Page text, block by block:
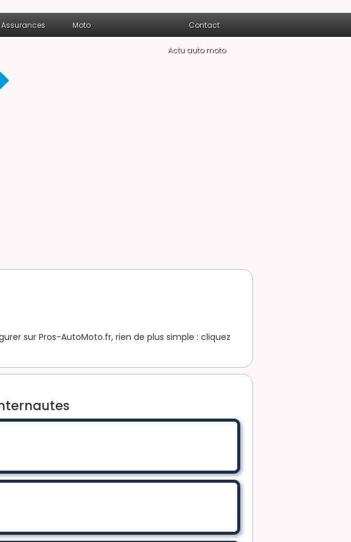
Assurances Moto Contact
Actu auto moto
sur Pros-AutoMoto.fr, rien de plus simple : cliquez